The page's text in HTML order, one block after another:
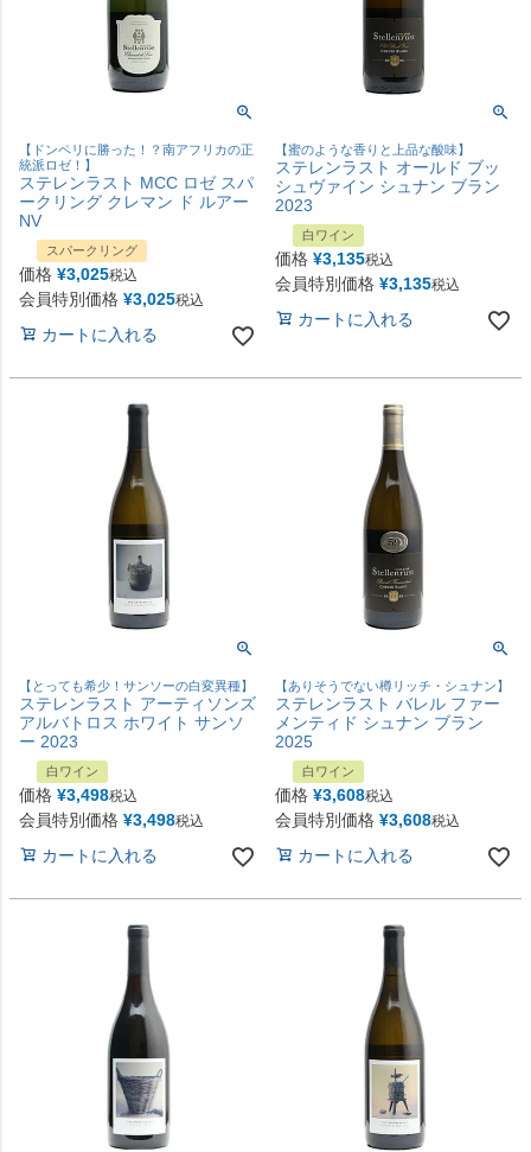
【ドンペリに勝った！？南アフリカの正
統派ロゼ！】
ステレンラスト MCC ロゼ スパ
ークリング クレマン ド ルアー
NV
スパークリング
価格 ¥3,025税込
会員特別価格 ¥3,025税込
カートに入れる
【蜜のような香りと上品な酸味】
ステレンラスト オールド ブッ
シュヴァイン シュナン ブラン
2023
白ワイン
価格 ¥3,135税込
会員特別価格 ¥3,135税込
カートに入れる
【とっても希少！サンソーの白変異種】
ステレンラスト アーティソンズ
アルバトロス ホワイト サンソ
ー 2023
白ワイン
価格 ¥3,498税込
会員特別価格 ¥3,498税込
カートに入れる
【ありそうでない樽リッチ・シュナン】
ステレンラスト バレル ファー
メンティド シュナン ブラン
2025
白ワイン
価格 ¥3,608税込
会員特別価格 ¥3,608税込
カートに入れる